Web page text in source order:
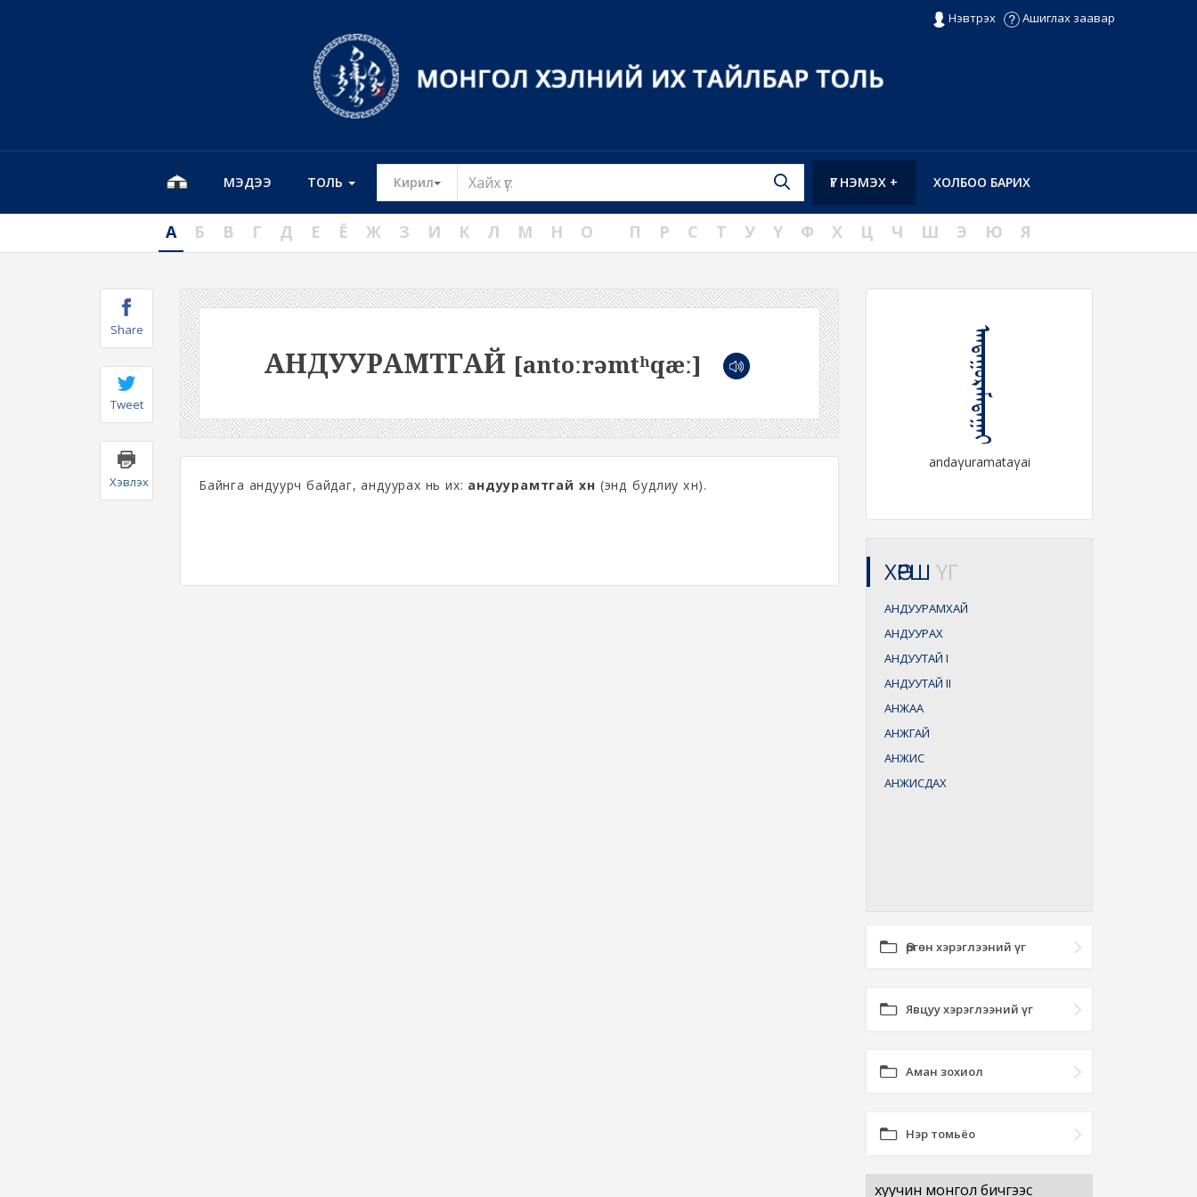
Нэвтрэх Ашиглах заавар
МЭДЭЭ ТОЛЬ Кирил Toggle Dropdown ХОЛБОО БАРИХ
ҮГ НЭМЭХ +
А Б В Г Д Е Ё Ж З И К Л М Н О П Р С Т У Ү Ф Х Ц Ч Ш Э Ю Я
Share
Tweet
Хэвлэх
АНДУУРАМТГАЙ [antoːrəmtʰqæː]
Байнга андуурч байдаг, андуурах нь их: андуурамтгай хүн (эндүү будлиу хүн).
ᠠᠨᠳᠠᠭᠤᠷᠠᠮᠠᠲᠠᠭᠠᠶ
andaγuramataγai
ХӨРШ ҮГ
АНДУУРАМХАЙ
АНДУУРАХ
АНДУУТАЙ I
АНДУУТАЙ II
АНЖАА
АНЖГАЙ
АНЖИС
АНЖИСДАХ
Өргөн хэрэглээний үг
Явцуу хэрэглээний үг
Аман зохиол
Нэр томьёо
хуучин монгол бичгээс